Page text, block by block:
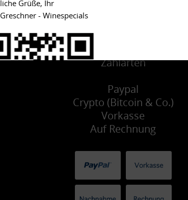
Zahlarten
Paypal
Crypto (Bitcoin & Co.)
Vorkasse
Auf Rechnung
Grüße, Ihr
Greschner - Winespecials